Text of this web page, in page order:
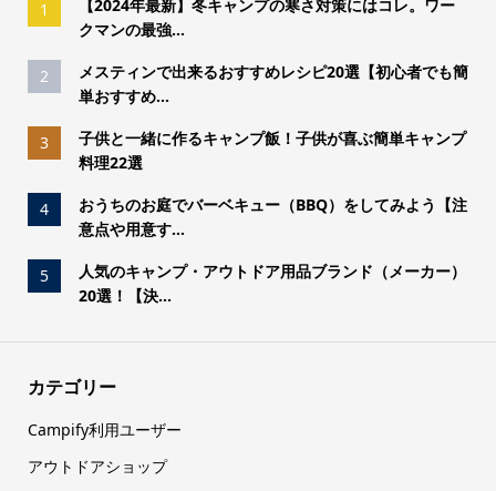
1
【2024年最新】冬キャンプの寒さ対策にはコレ。ワー
クマンの最強...
2
メスティンで出来るおすすめレシピ20選【初心者でも簡
単おすすめ...
3
子供と一緒に作るキャンプ飯！子供が喜ぶ簡単キャンプ
料理22選
4
おうちのお庭でバーベキュー（BBQ）をしてみよう【注
意点や用意す...
5
人気のキャンプ・アウトドア用品ブランド（メーカー）
20選！【決...
カテゴリー
Campify利用ユーザー
アウトドアショップ